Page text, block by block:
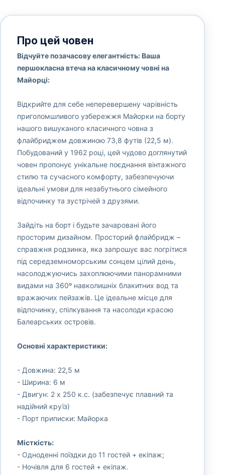
Про цей човен
Відчуйте позачасову елегантність: Ваша
першокласна втеча на класичному човні на
Майорці:
Відкрийте для себе неперевершену чарівність
приголомшливого узбережжя Майорки на борту
нашого вишуканого класичного човна з
флайбриджем довжиною 73,8 футів (22,5 м).
Побудований у 1962 році, цей чудово доглянутий
човен пропонує унікальне поєднання вінтажного
стилю та сучасного комфорту, забезпечуючи
ідеальні умови для незабутнього сімейного
відпочинку та зустрічей з друзями.
Зайдіть на борт і будьте зачаровані його
просторим дизайном. Просторий флайбридж –
справжня родзинка, яка запрошує вас погрітися
під середземноморським сонцем цілий день,
насолоджуючись захоплюючими панорамними
видами на 360º навколишніх блакитних вод та
вражаючих пейзажів. Це ідеальне місце для
відпочинку, спілкування та насолоди красою
Балеарських островів.
Основні характеристики:
- Довжина: 22,5 м
- Ширина: 6 м
- Двигун: 2 x 250 к.с. (забезпечує плавний та
надійний круїз)
- Порт приписки: Майорка
Місткість:
- Одноденні поїздки до 11 гостей + екіпаж;
- Ночівля для 6 гостей + екіпаж.